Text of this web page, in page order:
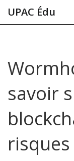
UPAC Édu
savoir
risques